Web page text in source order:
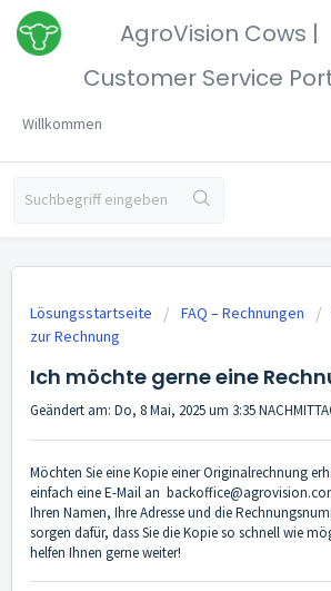
AgroVision Cows |
Customer Service
Willkommen
Lösungsstartseite FAQ – Rechnungen
zur Rechnung
Ich möchte gerne eine
Geändert am: Do, 8 Mai, 2025 um 3:35
Möchten Sie eine Kopie einer Originalrechnung
einfach eine E-Mail an
Ihren Namen, Ihre Adresse und die
sorgen dafür, dass Sie die Kopie so schnell wie
helfen Ihnen gerne weiter!